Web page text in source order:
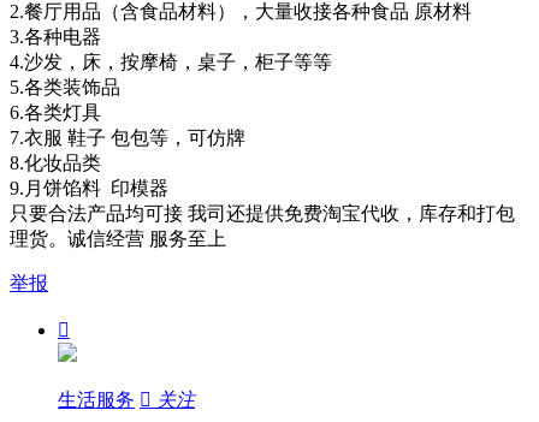
2.餐厅用品（含食品材料），大量收接各种食品 原材料
3.各种电器
4.沙发，床，按摩椅，桌子，柜子等等
5.各类装饰品
6.各类灯具
7.衣服 鞋子 包包等，可仿牌
8.化妆品类
9.月饼馅料 印模器
只要合法产品均可接 我司还提供免费淘宝代收，库存和打包
理货。诚信经营 服务至上
举报

生活服务  关注